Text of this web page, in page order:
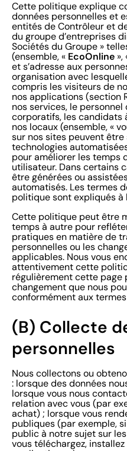
Cette politique explique
données personnelles et
entités de Contrôleur et
du groupe d’entreprises
Sociétés du Groupe »
(ensemble, « EcoOnline »,
et s’adresse aux
organisation avec
compris les visiteurs de
nos applications (section
nos services, le
corporatifs, les candidats
nos locaux (ensemble, «
sur nos sites peuvent
technologies
pour améliorer les temps
utilisateur. Dans certains
être générées ou
automatisés. Les termes
politique sont expliqués
Cette politique peut être
temps à autre pour
pratiques en matière de
personnelles ou les
applicables. Nous vous
attentivement cette
régulièrement cette page
changement que nous
conformément aux
(B) Collecte
personnelles
Nous collectons ou
: lorsque des données
lorsque vous nous
relation avec vous (par
achat) ; lorsque vous
publiques (par exemple,
public à notre sujet sur
vous téléchargez, installez